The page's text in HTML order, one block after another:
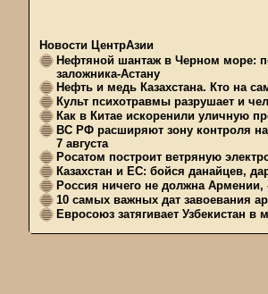
Новости ЦентрАзии
Нефтяной шантаж в Черном море:
заложника-Астану
Нефть и медь Казахстана. Кто на
Культ психотравмы разрушает и
Как в Китае искоренили уличную
ВС РФ расширяют зону контроля на
7 августа
Росатом построит ветряную
Казахстан и ЕС: бойся данайцев,
Россия ничего не должна Армении,
10 самых важных дат завоевания
Евросоюз затягивает Узбекистан